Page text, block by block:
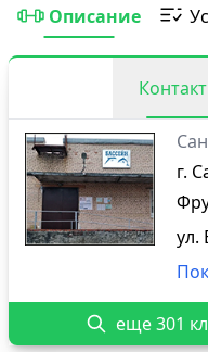
Описание
г.
ул.
еще 301